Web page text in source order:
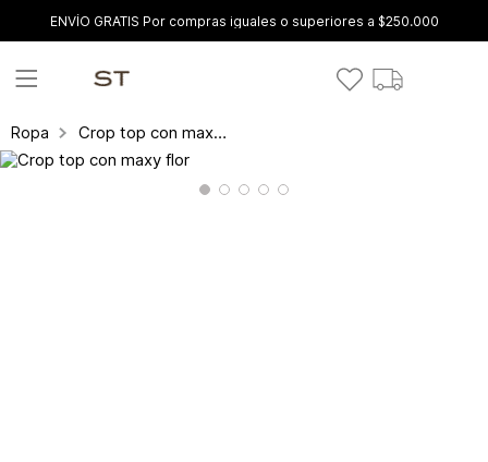
ENVÍO GRATIS Por compras iguales o superiores a $250.000
Ropa Crop top con maxy flor